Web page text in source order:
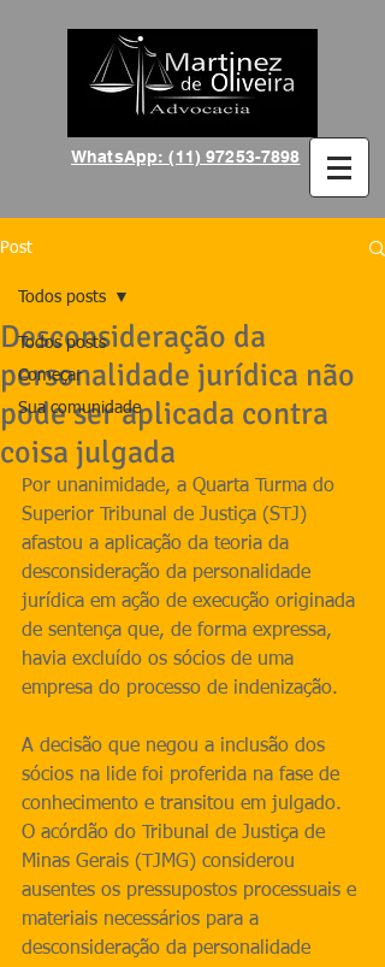
WhatsApp: (11) 97253-7898
Post
Todos posts
Começar
Sua comunidade
Todos posts
Desconsideração da
personalidade jurídica não
pode ser aplicada contra
coisa julgada
Por unanimidade, a Quarta Turma do
Superior Tribunal de Justiça (STJ)
afastou a aplicação da teoria da
desconsideração da personalidade
jurídica em ação de execução originada
de sentença que, de forma expressa,
havia excluído os sócios de uma
empresa do processo de indenização.
A decisão que negou a inclusão dos
sócios na lide foi proferida na fase de
conhecimento e transitou em julgado.
O acórdão do Tribunal de Justiça de
Minas Gerais (TJMG) considerou
ausentes os pressupostos processuais e
materiais necessários para a
desconsideração da personalidade